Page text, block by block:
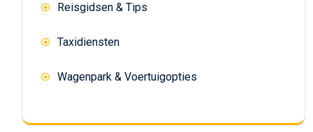
Reisgidsen & Tips
Taxidiensten
Wagenpark & Voertuigopties